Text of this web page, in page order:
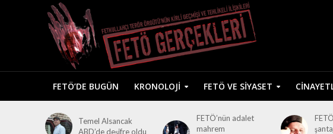
FETÖ’DE BUGÜN KRONOLOJI FETÖ VE SIYASET
Temel Alsancak
ABD’de deşifre oldu
FETÖ’nün adalet
mahrem